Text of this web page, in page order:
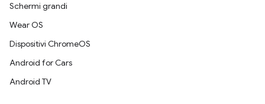
Schermi grandi
Wear OS
Dispositivi ChromeOS
Android for Cars
Android TV